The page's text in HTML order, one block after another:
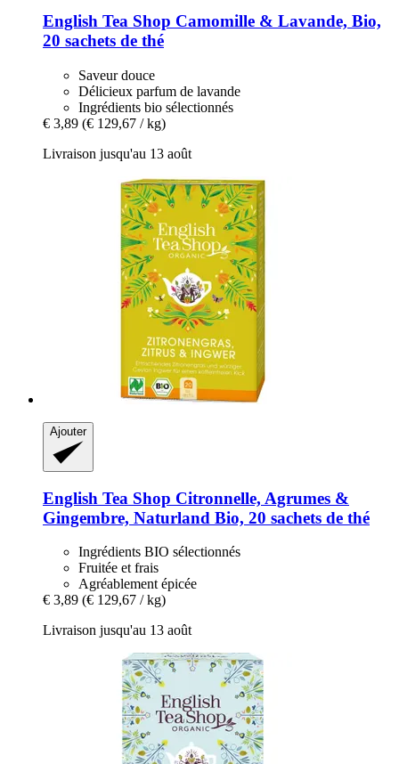
English Tea Shop Camomille & Lavande, Bio,
20 sachets de thé
Saveur douce
Délicieux parfum de lavande
Ingrédients bio sélectionnés
€ 3,89 (€ 129,67 / kg)
Livraison jusqu'au 13 août
Ajouter
English Tea Shop Citronnelle, Agrumes &
Gingembre, Naturland Bio, 20 sachets de thé
Ingrédients BIO sélectionnés
Fruitée et frais
Agréablement épicée
€ 3,89 (€ 129,67 / kg)
Livraison jusqu'au 13 août